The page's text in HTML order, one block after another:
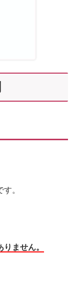
。
ません。